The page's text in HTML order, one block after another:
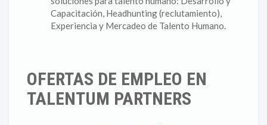
Capacitación, Headhunting (reclutamiento),
Experiencia y Mercadeo de Talento Humano.
OFERTAS DE EMPLEO EN
TALENTUM PARTNERS